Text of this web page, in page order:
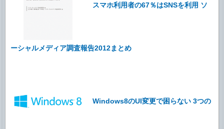
スマホ利用者の67％はSNSを利用 ソ
ーシャルメディア調査報告2012まとめ
Windows8のUI変更で困らない 3つの